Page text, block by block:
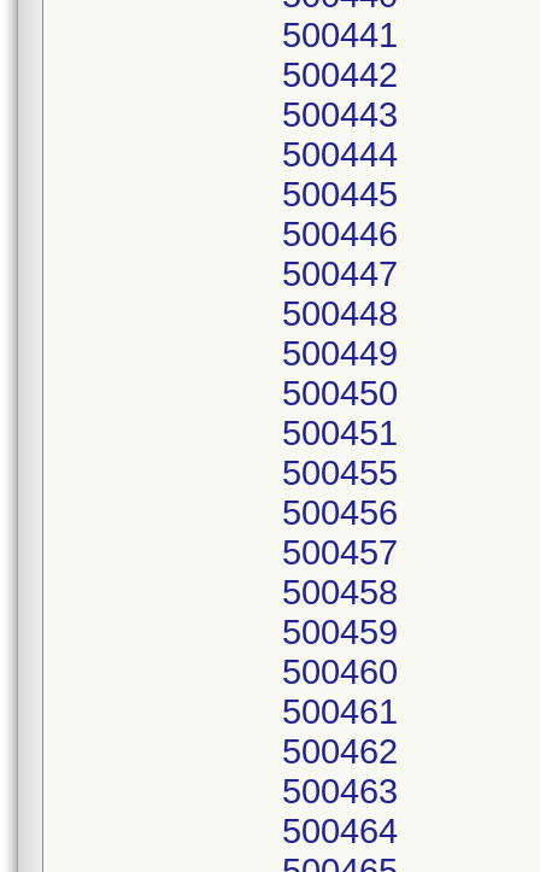
500441
500442
500443
500444
500445
500446
500447
500448
500449
500450
500451
500455
500456
500457
500458
500459
500460
500461
500462
500463
500464